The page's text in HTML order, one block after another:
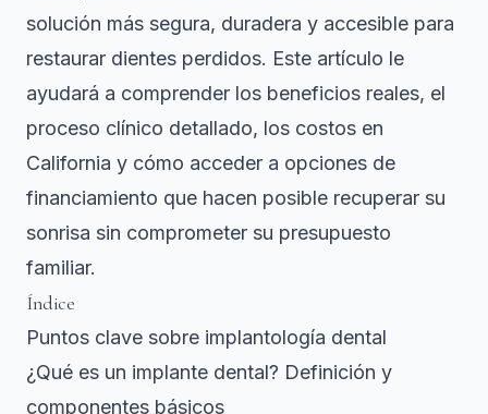
solución más segura, duradera y accesible para
restaurar dientes perdidos. Este artículo le
ayudará a comprender los beneficios reales, el
proceso clínico detallado, los costos en
California y cómo acceder a opciones de
financiamiento que hacen posible recuperar su
sonrisa sin comprometer su presupuesto
familiar.
Índice
Puntos clave sobre implantología dental
¿Qué es un implante dental? Definición y
componentes básicos